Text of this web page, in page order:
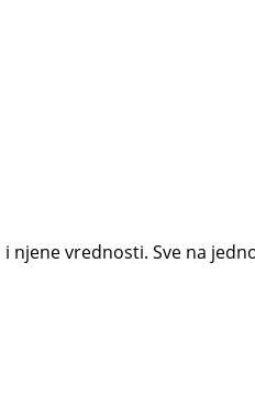
njene vrednosti. Sve na